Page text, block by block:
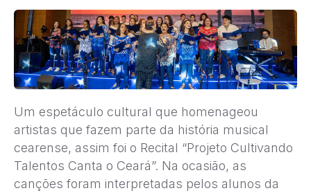
Um espetáculo cultural que homenageou
artistas que fazem parte da história musical
cearense, assim foi o Recital “Projeto Cultivando
Talentos Canta o Ceará”. Na ocasião, as
canções foram interpretadas pelos alunos da